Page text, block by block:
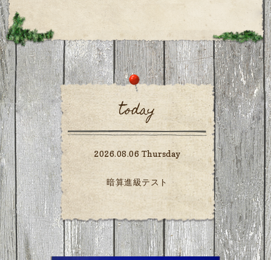
today
2026.08.06 Thursday
暗算進級テスト